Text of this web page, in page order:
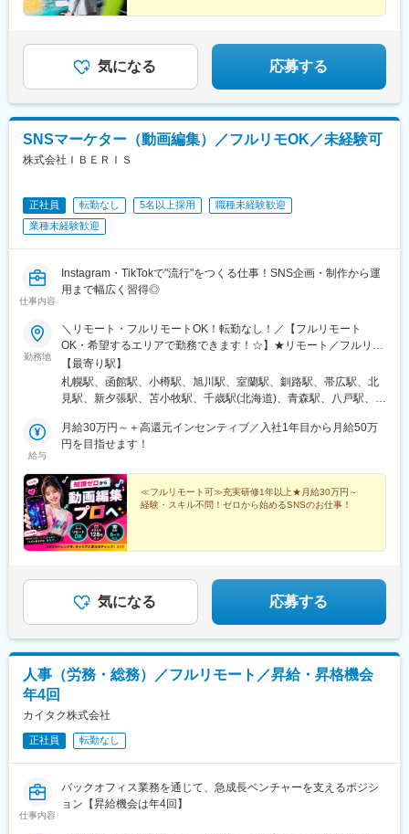
気になる 応募する
SNSマーケター（動画編集）／フルリモOK／未経験可
株式会社ＩＢＥＲＩＳ
正社員 転勤なし 5名以上採用
職種未経験歓迎
業種未経験歓迎
仕事内容
Instagram・TikTokで"流行"をつくる仕事！SNS企画・制作から運
用まで幅広く習得◎
勤務地
＼リモート・フルリモートOK！転勤なし！／【フルリモート
OK・希望するエリアで勤務できます！☆】★リモート／フルリモ
ート選択可★通勤なし・全国どこからでも勤務OK★将来的には
「カフェで仕事」「旅しながら働く」も可能★転勤なし（地方在
住の方も歓迎）※研修期間中は各プロジェクト先への出社となりま
本社東京都渋谷区道玄坂1-10-8 渋谷道玄坂東急ビル2F-C■銀座東
京都中央区銀座1-12-4 N&E BLD.6F■六本木東京都港区六本木3-
間ビル■池袋東京都豊島区東池袋2-62-8 BIGオフィスプラザ池袋■
梅田大阪府大阪市北区梅田1-2-2 大阪駅前第2ビル12-12号■名古屋
愛知県名古屋市中村区名駅4-24-5 第2森ビル■博多福岡県福岡市博
多区博多駅前1-23-1 ParkFront博多駅前1丁目5F-B
【最寄り駅】
札幌駅、函館駅、小樽駅、旭川駅、室蘭駅、釧路駅、帯広駅、北
見駅、新夕張駅、苫小牧駅、千歳駅(北海道)、青森駅、八戸駅、弘
盛駅、久慈駅、仙台駅、石巻駅、杜せきのした駅、新田駅(宮城
県)、くりこま高原駅、多賀城駅、気仙沼駅、いわき駅、郡山駅(福
駅、秋田駅、横手駅、能代駅、湯沢駅、大久保駅(秋田県)、鷹ノ巣
駅、山形駅、鶴岡駅、酒田駅、米沢駅、天童駅、さくらんぼ東根
駅、寒河江駅、新庄駅、水戸駅、つくば駅、日立駅、勝田駅、土
浦駅、古河駅、取手駅、下館駅、笹川駅、牛久駅、龍ケ崎市駅、
守谷駅、水海道駅、宇都宮駅、小山駅、栃木駅、足利駅、佐野
駅、前橋駅、太田駅(群馬県)、伊勢崎駅、桐生駅、館林駅、川口元
郷駅、川越駅、所沢駅、越谷駅、草加駅、春日部駅、上尾駅、熊
谷駅、浦和駅、新座駅、狭山市駅、入間市駅、三郷駅(埼玉県)、深
谷駅、朝霞台駅、戸田駅(埼玉県)、ふじみ野駅、鴻巣駅、坂戸駅
(埼玉県)、八潮駅、志木駅、飯能駅、世田谷代田駅、練馬駅、蒲田
駅、亀有駅、町田駅、品川駅、赤羽駅、新宿三丁目駅、中野駅(東
上野駅、小平駅、立川駅、日本橋駅(東京都)、吉祥寺駅、多摩セン
立駅、玉川上水駅、東久留米駅、船橋駅、松戸駅、市川駅、柏
駅、鎌ケ谷駅、印西牧の原駅、四街道駅、銚子駅、藤沢駅、横須
賀駅、横浜駅、上溝駅、川崎駅、平塚駅、茅ケ崎駅、大和駅(神奈
給与
月給30万円～＋高還元インセンティブ／入社1年目から月給50万
円を目指せます！
≪フルリモート可≫充実研修1年以上★月給30万円～
経験・スキル不問！ゼロから始めるSNSのお仕事！
気になる 応募する
人事（労務・総務）／フルリモート／昇給・昇格機会
年4回
カイタク株式会社
正社員 転勤なし
仕事内容
バックオフィス業務を通じて、急成長ベンチャーを支えるポジシ
ョン【昇給機会は年4回】